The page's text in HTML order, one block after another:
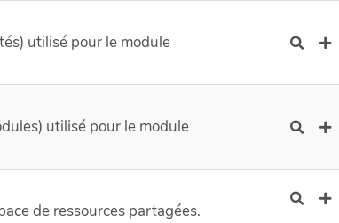
utilisé pour le module
utilisé pour le module
de ressources partagées.